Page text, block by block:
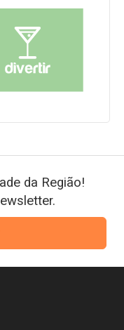
da Região!